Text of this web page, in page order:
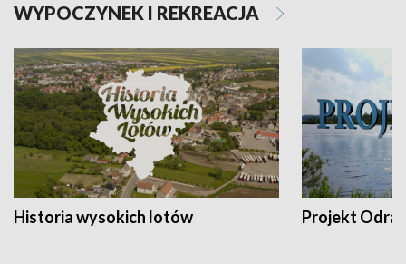
WYPOCZYNEK I REKREACJA
Historia wysokich lotów Projekt Odra